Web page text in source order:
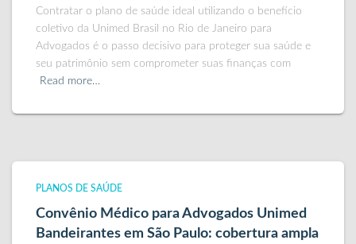
Contratar o plano de saúde ideal utilizando o benefício
coletivo da Unimed Brasil no Rio de Janeiro para
Advogados é o passo decisivo para proteger sua saúde e
seu patrimônio sem comprometer suas finanças com
Read more…
PLANOS DE SAÚDE
Convênio Médico para Advogados Unimed
Bandeirantes em São Paulo: cobertura ampla